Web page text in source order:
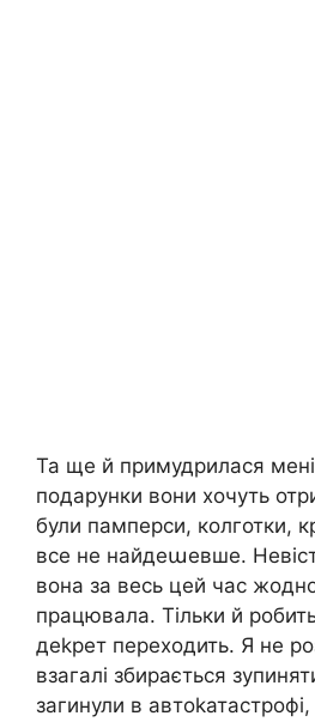
Та ще й примудрилася мені
подарунки вони хочуть
були памперси, колготки,
все не найдеաевше.
вона за весь цей час
працювала. Тільки й
деkрет переходить. Я не
взагалі збирається
загинули в